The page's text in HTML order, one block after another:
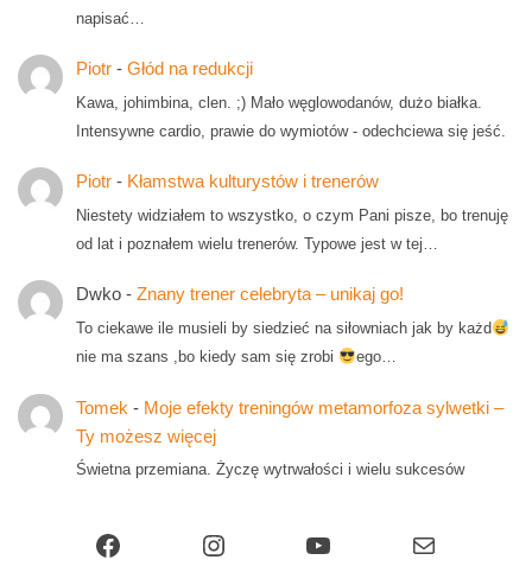
napisać…
Piotr- Głód na redukcji
Kawa, johimbina, clen. ;) Mało węglowodanów, dużo białka.
Intensywne cardio, prawie do wymiotów - odechciewa się jeść.
Piotr- Kłamstwa kulturystów i trenerów
Niestety widziałem to wszystko, o czym Pani pisze, bo trenuję
od lat i poznałem wielu trenerów. Typowe jest w tej…
Dwko- Znany trener celebryta – unikaj go!
To ciekawe ile musieli by siedzieć na siłowniach jak by każd
nie ma szans ,bo kiedy sam się zrobi
ego…
Tomek - Moje efekty treningów metamorfoza sylwetki –
Ty możesz więcej
Świetna przemiana. Życzę wytrwałości i wielu sukcesów